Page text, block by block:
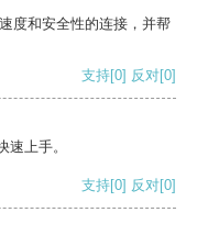
度和安全性的连接，并帮
支持[0] 反对[0]
上手。
支持[0] 反对[0]